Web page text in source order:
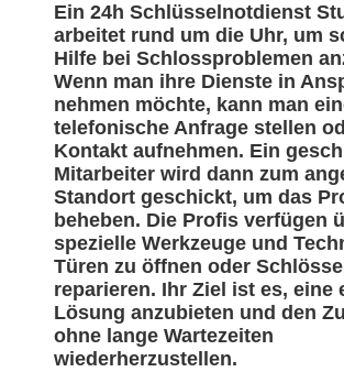
Ein 24h Schlüsselnotdienst
arbeitet rund um die Uhr, um
Hilfe bei Schlossproblemen
Wenn man ihre Dienste in
nehmen möchte, kann man
telefonische Anfrage stellen
Kontakt aufnehmen. Ein
Mitarbeiter wird dann zum
Standort geschickt, um das
beheben. Die Profis verfügen
spezielle Werkzeuge und
Türen zu öffnen oder
reparieren. Ihr Ziel ist es, eine
Lösung anzubieten und den
ohne lange Wartezeiten
wiederherzustellen.